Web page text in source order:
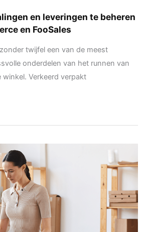
en leveringen te beheren
en FooSales
twijfel een van de meest
onderdelen van het runnen van
Verkeerd verpakt